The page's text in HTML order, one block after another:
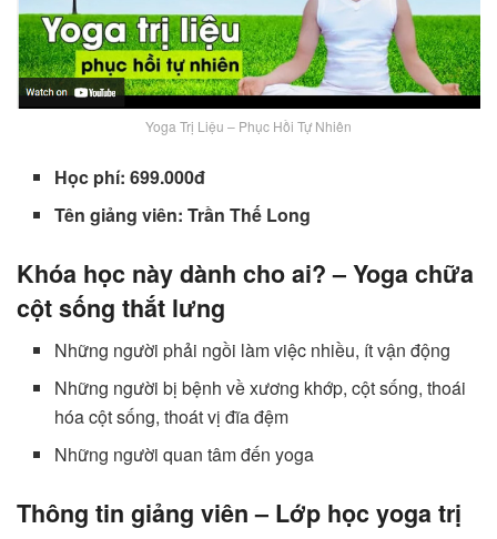
Yoga Trị Liệu – Phục Hồi Tự Nhiên
Học phí: 699.000đ
Tên giảng viên: Trần Thế Long
Khóa học này dành cho ai? – Yoga chữa
cột sống thắt lưng
Những người phải ngồi làm việc nhiều, ít vận động
Những người bị bệnh về xương khớp, cột sống, thoái
hóa cột sống, thoát vị đĩa đệm
Những người quan tâm đến yoga
Thông tin giảng viên – Lớp học yoga trị